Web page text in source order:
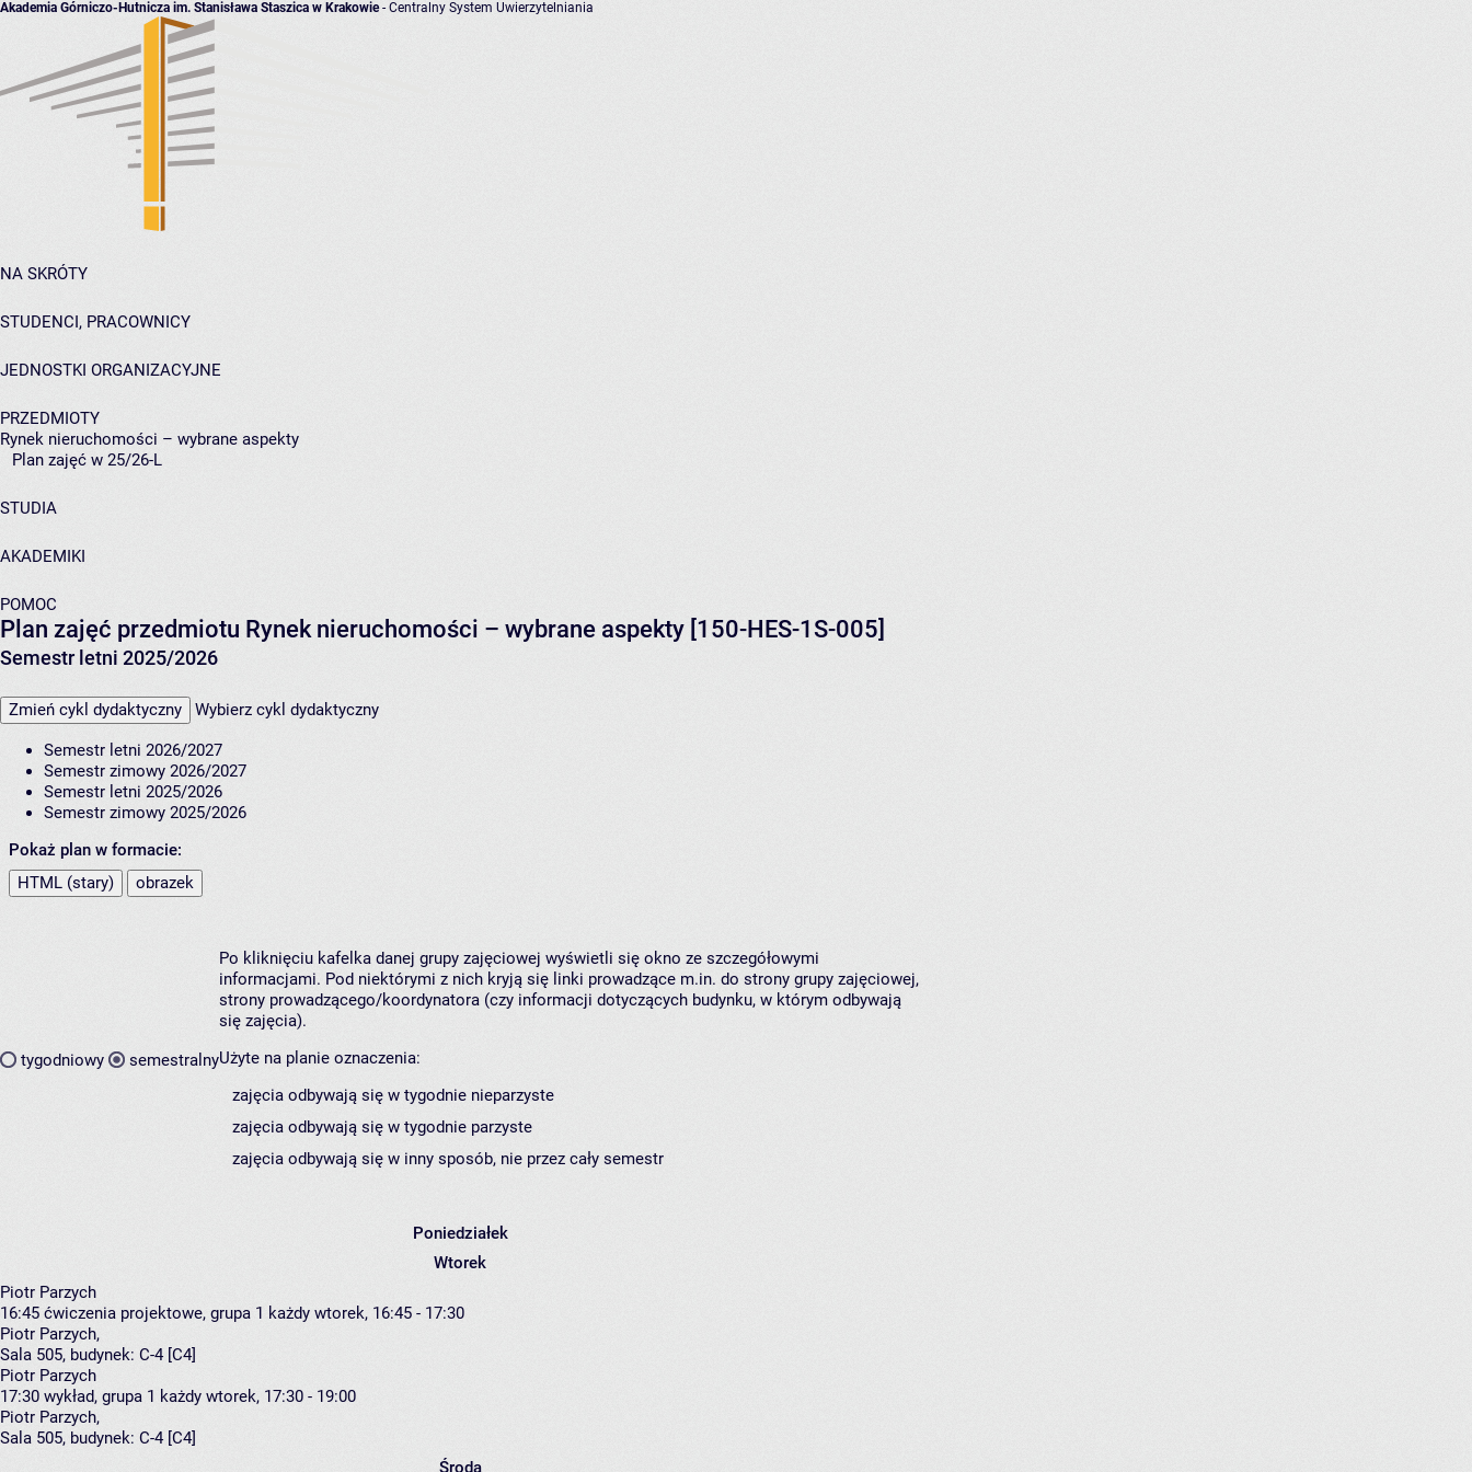
Akademia Górniczo-Hutnicza im. Stanisława Staszica w Krakowie- Centralny System Uwierzytelniania
NA SKRÓTY
STUDENCI, PRACOWNICY
JEDNOSTKI ORGANIZACYJNE
PRZEDMIOTY
Rynek nieruchomości – wybrane aspekty
Plan zajęć w 25/26-L
STUDIA
AKADEMIKI
POMOC
Plan zajęć przedmiotu Rynek nieruchomości – wybrane aspekty [150-HES-1S-005]
Semestr letni 2025/2026
Zmień cykl dydaktyczny Wybierz cykl dydaktyczny
Semestr letni 2026/2027
Semestr zimowy 2026/2027
Semestr letni 2025/2026
Semestr zimowy 2025/2026
Pokaż plan w formacie:
HTML (stary)
obrazek
tygodniowy semestralny
Po kliknięciu kafelka danej grupy zajęciowej wyświetli się okno ze szczegółowymi
informacjami. Pod niektórymi z nich kryją się linki prowadzące m.in. do strony grupy zajęciowej,
strony prowadzącego/koordynatora (czy informacji dotyczących budynku, w którym odbywają
się zajęcia).
Użyte na planie oznaczenia:
zajęcia odbywają się w tygodnie nieparzyste
zajęcia odbywają się w tygodnie parzyste
zajęcia odbywają się w inny sposób, nie przez cały semestr
Poniedziałek
Wtorek
Piotr Parzych
16:45 ćwiczenia projektowe, grupa 1 każdy wtorek, 16:45 - 17:30
Piotr Parzych,
Sala 505, budynek: C-4 [C4]
Piotr Parzych
17:30 wykład, grupa 1 każdy wtorek, 17:30 - 19:00
Piotr Parzych,
Sala 505, budynek: C-4 [C4]
Środa